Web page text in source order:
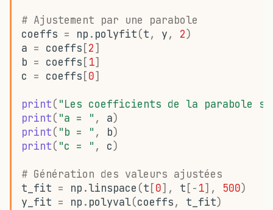
# Ajustement par une parabole
coeffs = np . polyfit(t, y, 2)
a = coeffs [2]
b = coeffs [ 1]
c = coeffs [0]
print( "Les coefficients de la parabole
print( "a = " , a)
print( "b = " , b)
print( "c = " , c)
# Génération des valeurs ajustées
t_fit = np .linspace (t [0], t [ - 1], 500)
y_fit = np . polyval(coeffs, t_fit)